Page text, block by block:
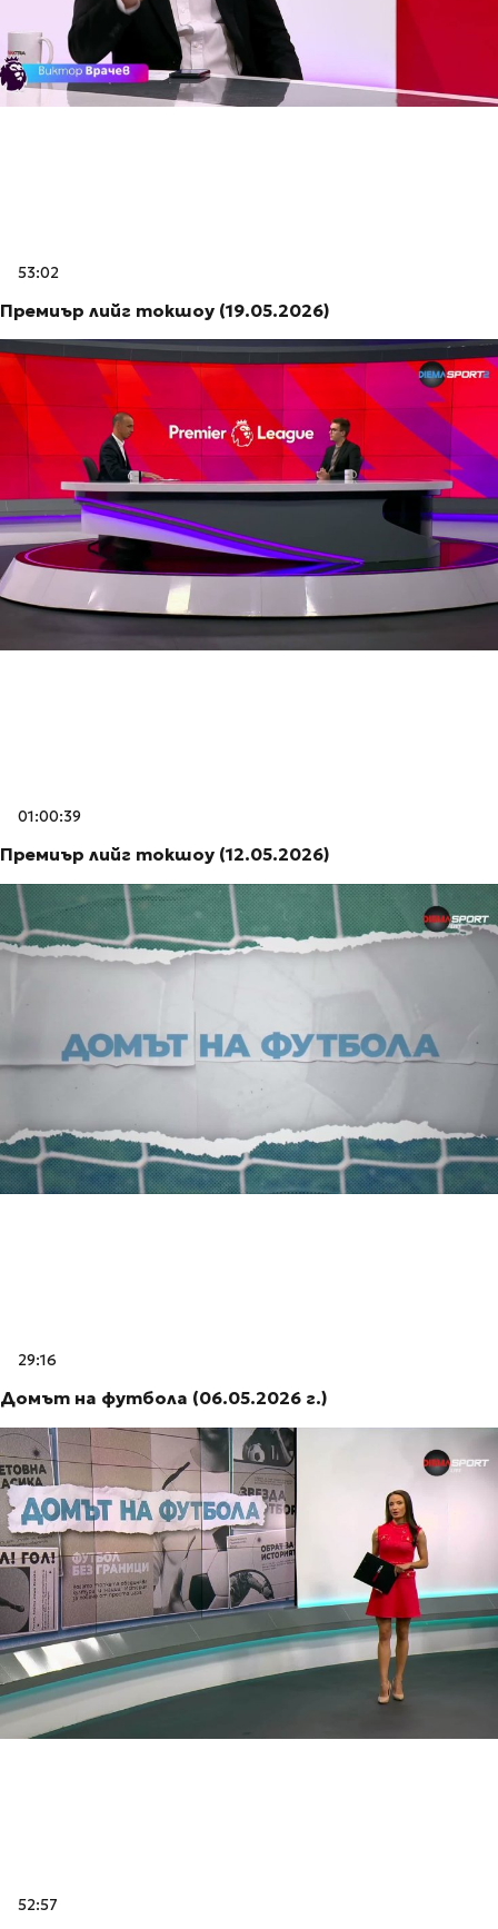
53:02
Премиър лийг токшоу (19.05.2026)
01:00:39
Премиър лийг токшоу (12.05.2026)
29:16
Домът на футбола (06.05.2026 г.)
52:57